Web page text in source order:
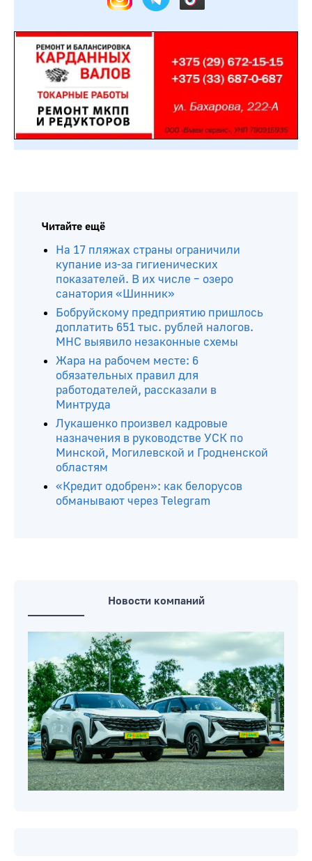
Читайте ещё
На 17 пляжах страны ограничили
купание из-за гигиенических
показателей. В их числе – озеро
санатория «Шинник»
Бобруйскому предприятию пришлось
доплатить 651 тыс. рублей налогов.
МНС выявило незаконные схемы
Жара на рабочем месте: 6
обязательных правил для
работодателей, рассказали в
Минтруда
Лукашенко произвел кадровые
назначения в руководстве УСК по
Минской, Могилевской и Гродненской
областям
«Кредит одобрен»: как белорусов
обманывают через Telegram
Новости компаний